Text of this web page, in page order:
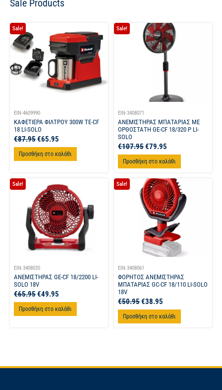
Sale Products
Sale!
EIN-4609990
ΚΑΦΕΤΙΕΡΑ ΦΙΛΤΡΟΥ 300W TE-CF
18 LI-SOLO
€87.95€65.95
Προσθήκη στο καλάθι
Sale!
EIN-3408071
ΑΝΕΜΙΣΤΗΡΑΣ ΜΠΑΤΑΡΙΑΣ ΜΕ
ΟΡΘΟΣΤΑΤΗ GE-CF 18/320 P LI-
SOLO
€107.95€79.95
Προσθήκη στο καλάθι
Sale!
EIN-3408035
ΑΝΕΜΙΣΤΗΡΑΣ GE-CF 18/2200 LI-
SOLO 18V
€65.95€49.95
Προσθήκη στο καλάθι
Sale!
EIN-3408061
ΦΟΡΗΤΟΣ ΑΝΕΜΙΣΤΗΡΑΣ
ΜΠΑΤΑΡΙΑΣ GC-CF 18/110 LI-SOLO
18V
€50.95€38.95
Προσθήκη στο καλάθι